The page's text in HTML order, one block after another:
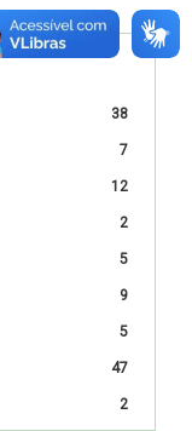
38
7
12
2
5
9
5
47
2